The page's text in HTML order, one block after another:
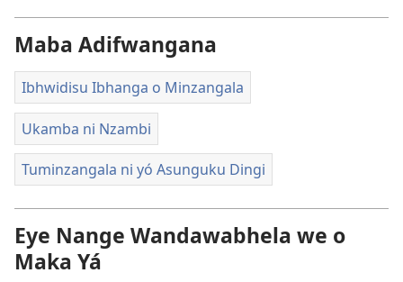
Maba Adifwangana
Ibhwidisu Ibhanga o Minzangala
Ukamba ni Nzambi
Tuminzangala ni yó Asunguku Dingi
Eye Nange Wandawabhela we o
Maka Yá